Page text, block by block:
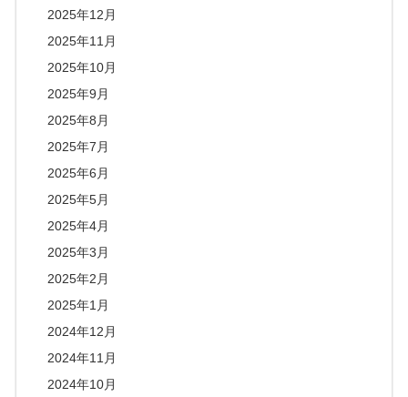
2025年12月
2025年11月
2025年10月
2025年9月
2025年8月
2025年7月
2025年6月
2025年5月
2025年4月
2025年3月
2025年2月
2025年1月
2024年12月
2024年11月
2024年10月